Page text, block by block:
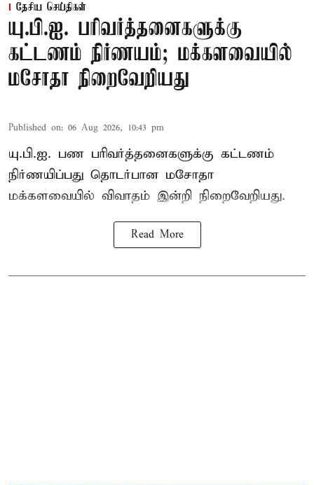
தேசிய செய்திகள்
யு.பி.ஐ. பரிவர்த்தனைகளுக்கு
கட்டணம் நிர்ணயம்; மக்களவையில்
மசோதா நிறைவேறியது
Published on: 06 Aug 2026, 10:43 pm
யு.பி.ஐ. பண பரிவர்த்தனைகளுக்கு கட்டணம்
நிர்ணயிப்பது தொடர்பான மசோதா
மக்களவையில் விவாதம் இன்றி நிறைவேறியது.
Read More